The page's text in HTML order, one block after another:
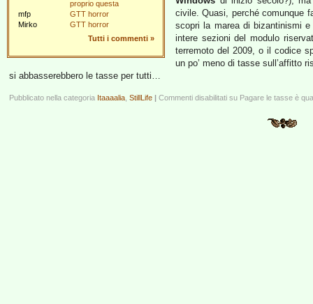
proprio questa
mfp
GTT horror
Mirko
GTT horror
Tutti i commenti »
civile. Quasi, perché comunque
scopri la marea di bizantinismi
intere sezioni del modulo
terremoto del 2009, o il codice
un po’ meno di tasse sull’affitto
si abbasserebbero le tasse per tutti…
Pubblicato nella categoria Itaaaalia StillLife | Commenti disabilitati su Pagare le tasse è